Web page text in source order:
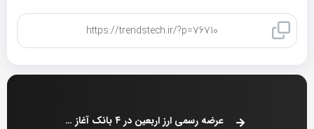
عرضه رسمی ارز اربعین در ۴ بانک آغاز شد + جزئیات